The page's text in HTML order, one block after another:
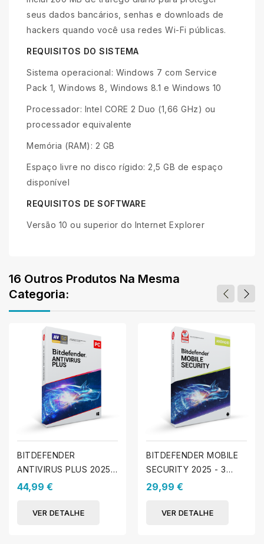
seus dados bancários, senhas e downloads de
hackers quando você usa redes Wi-Fi públicas.
REQUISITOS DO SISTEMA
Sistema operacional: Windows 7 com Service
Pack 1, Windows 8, Windows 8.1 e Windows 10
Processador: Intel CORE 2 Duo (1,66 GHz) ou
processador equivalente
Memória (RAM): 2 GB
Espaço livre no disco rígido: 2,5 GB de espaço
disponível
REQUISITOS DE SOFTWARE
Versão 10 ou superior do Internet Explorer
16 Outros Produtos Na Mesma
Categoria:
BITDEFENDER
ANTIVIRUS PLUS 2025 -
1 PC - 1 Ano
44,99 €
VER DETALHE
BITDEFENDER MOBILE
SECURITY 2025 - 3
dispositivos - 1 Ano
29,99 €
VER DETALHE